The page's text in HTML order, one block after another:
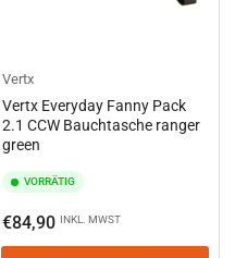
Vertx
Vertx Everyday Fanny Pack
2.1 CCW Bauchtasche ranger
green
VORRÄTIG
Normaler
Preis
€84,90 INKL. MWST